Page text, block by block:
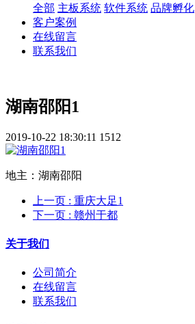
全部 主板系统 软件系统 品牌孵化
客户案例
在线留言
联系我们
湖南邵阳1
2019-10-22 18:30:11 1512
地主：湖南邵阳
上一页 : 重庆大足1
下一页 : 赣州于都
关于我们
公司简介
在线留言
联系我们